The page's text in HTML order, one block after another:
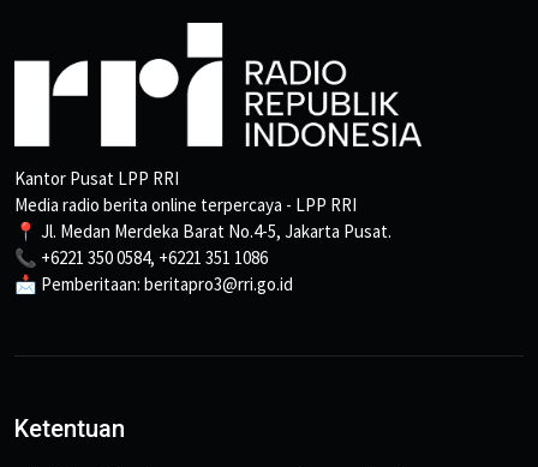
Kantor Pusat LPP RRI
Media radio berita online terpercaya - LPP RRI
📍 Jl. Medan Merdeka Barat No.4-5, Jakarta Pusat.
📞 +6221 350 0584, +6221 351 1086
📩 Pemberitaan: beritapro3@rri.go.id
Ketentuan